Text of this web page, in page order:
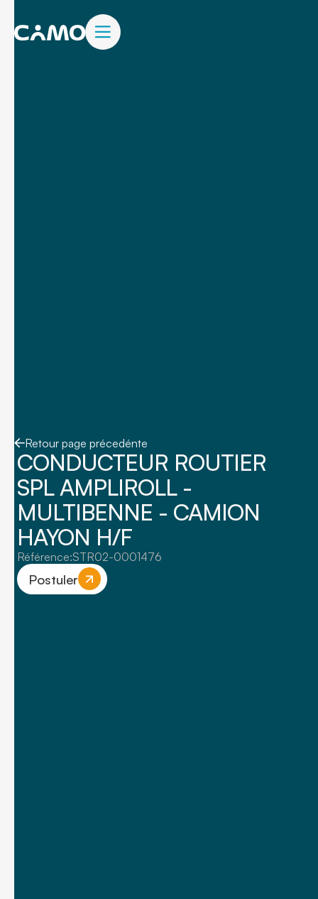
Retour page précedénte
CONDUCTEUR ROUTIER
SPL AMPLIROLL -
MULTIBENNE - CAMION
HAYON H/F
Référence:STR02-0001476
Postuler